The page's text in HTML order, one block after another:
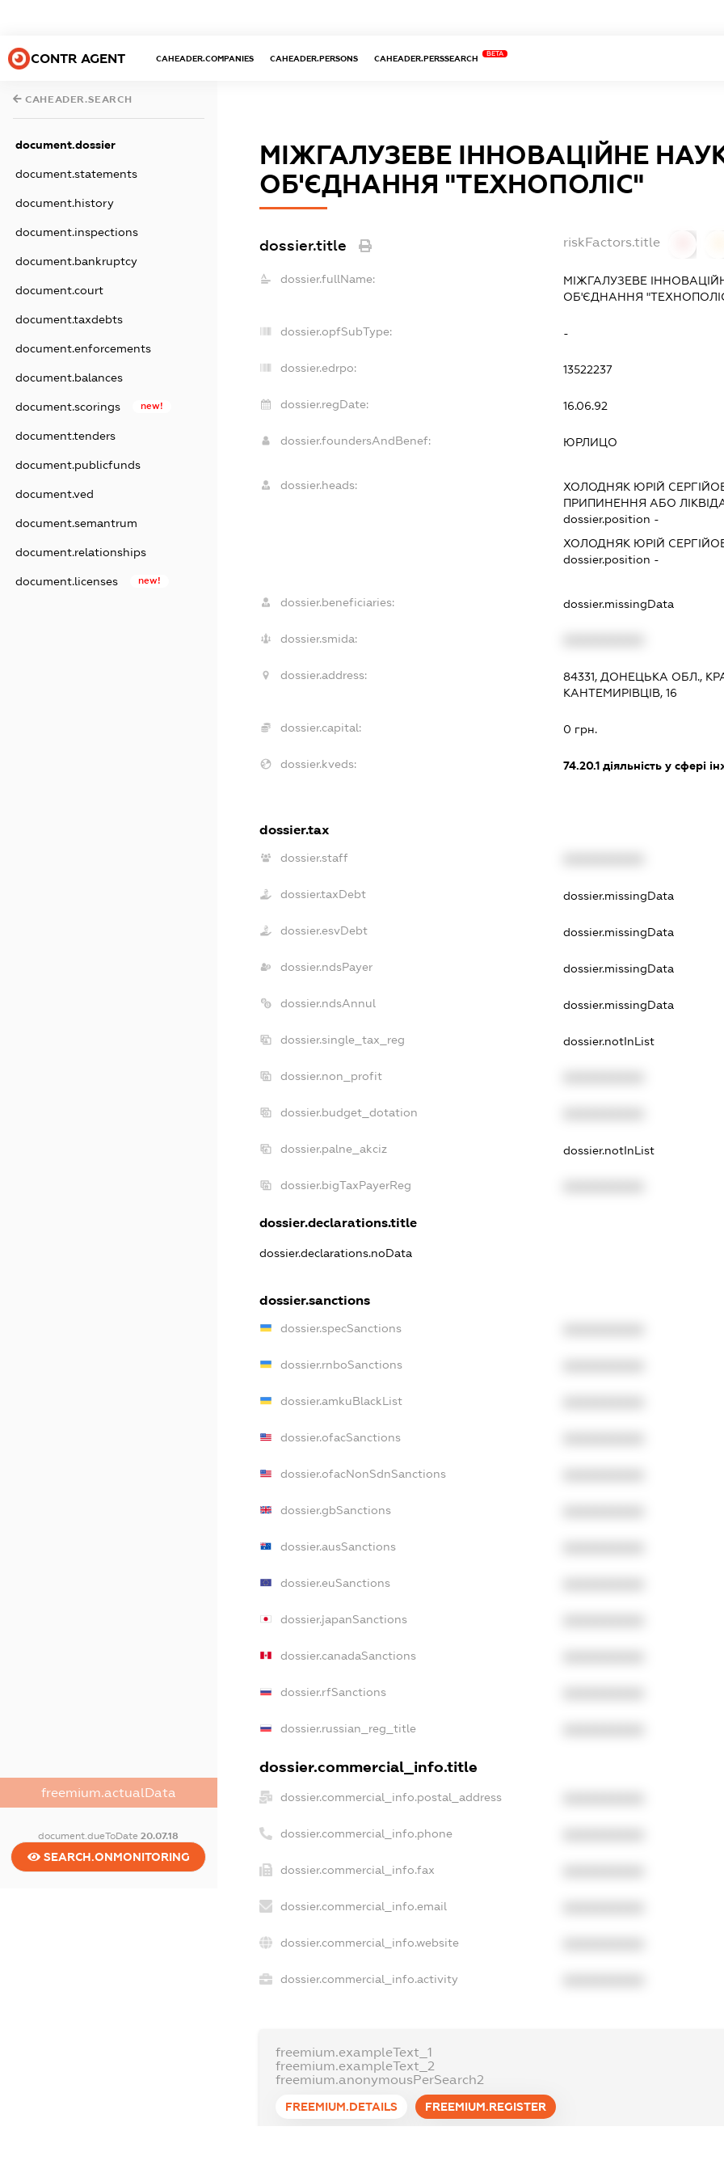
CONTR AGENT CAHEADER.COMPANIES CAHEADER.PERSONS CAHEADER.PERSSEARCH
BETA
CAHEADER.SEARCH
document.dossier
document.statements
document.history
document.inspections
document.bankruptcy
document.court
document.taxdebts
document.enforcements
document.balances
document.scorings new!
document.tenders
document.publicfunds
document.ved
document.semantrum
document.relationships
document.licenses new!
freemium.actualData
document.dueToDate20.07.18
SEARCH.ONMONITORING
МІЖГАЛУЗЕВЕ ІННОВАЦІЙНЕ
ОБ'ЄДНАННЯ "ТЕХНОПОЛІС"
dossier.title riskFactors.title
dossier.fullName:
МІЖГАЛУЗЕВЕ
ОБ'ЄДНАННЯ
dossier.opfSubType: -
dossier.edrpo: 13522237
dossier.regDate: 16.06.92
dossier.foundersAndBenef: ЮРЛИЦО
dossier.heads: ХОЛОДНЯК ЮРІЙ
ПРИПИНЕННЯ АБО
dossier.position -
ХОЛОДНЯК ЮРІЙ
dossier.position -
dossier.beneficiaries: dossier.missingData
dossier.smida:
dossier.address:
84331, ДОНЕЦЬКА ОБЛ.,
КАНТЕМИРІВЦІВ, 16
dossier.capital: 0 грн.
dossier.kveds: 74.20.1 діяльність у сфері
dossier.tax
dossier.staff
dossier.taxDebt dossier.missingData
dossier.esvDebt dossier.missingData
dossier.ndsPayer dossier.missingData
dossier.ndsAnnul dossier.missingData
dossier.single_tax_reg dossier.notInList
dossier.non_profit
dossier.budget_dotation
dossier.palne_akciz dossier.notInList
dossier.bigTaxPayerReg
dossier.declarations.title
dossier.declarations.noData
dossier.sanctions
dossier.specSanctions
dossier.rnboSanctions
dossier.amkuBlackList
dossier.ofacSanctions
dossier.ofacNonSdnSanctions
dossier.gbSanctions
dossier.ausSanctions
dossier.euSanctions
dossier.japanSanctions
dossier.canadaSanctions
dossier.rfSanctions
dossier.russian_reg_title
dossier.commercial_info.title
dossier.commercial_info.postal_address
dossier.commercial_info.phone
dossier.commercial_info.fax
dossier.commercial_info.email
dossier.commercial_info.website
dossier.commercial_info.activity
freemium.exampleText_1
freemium.exampleText_2
freemium.anonymousPerSearch2
FREEMIUM.DETAILS FREEMIUM.REGISTER